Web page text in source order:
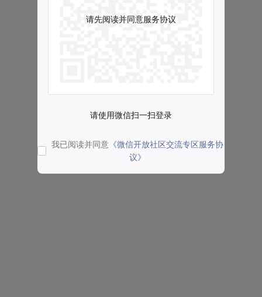
请先阅读并同意服务协议
请使用微信扫一扫登录
我已阅读并同意 《微信开放社区交流专区服务协
议》